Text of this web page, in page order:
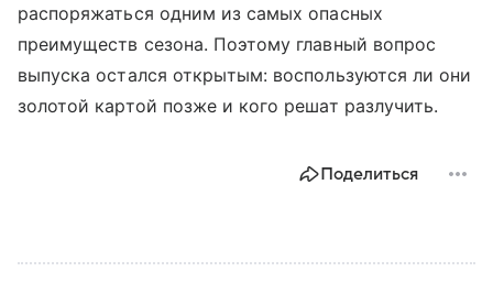
распоряжаться одним из самых опасных
преимуществ сезона. Поэтому главный вопрос
выпуска остался открытым: воспользуются ли они
золотой картой позже и кого решат разлучить.
Поделиться